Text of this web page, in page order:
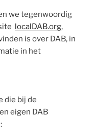
we tegenwoordig
localDAB.org,
is over DAB, in
in het
die bij de
eigen DAB